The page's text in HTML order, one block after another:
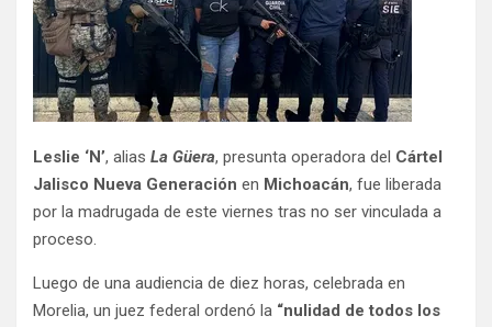
Leslie ‘N’, alias La Güera, presunta operadora del Cártel
Jalisco Nueva Generación en Michoacán, fue liberada
por la madrugada de este viernes tras no ser vinculada a
proceso.
Luego de una audiencia de diez horas, celebrada en
Morelia, un juez federal ordenó la “nulidad de todos los